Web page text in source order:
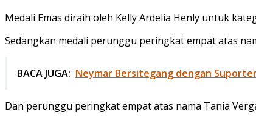
Medali Emas diraih oleh Kelly Ardelia Henly untuk
Sedangkan medali perunggu peringkat empat atas
BACA JUGA: Neymar Bersitegang dengan
Dan perunggu peringkat empat atas nama Tania